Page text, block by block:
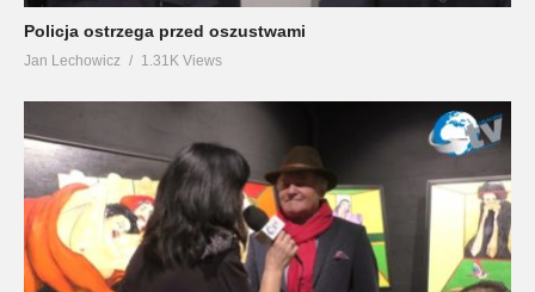
Policja ostrzega przed oszustwami
Jan Lechowicz 1.31K Views